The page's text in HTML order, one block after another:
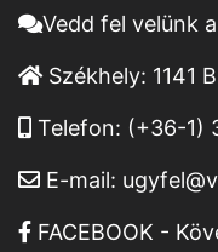
Vedd fel velünk
Székhely: 1141
Telefon: (+36-1)
E-mail:
FACEBOOK -